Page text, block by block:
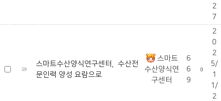
2
7
59
스마트수산양식연구센터, 수산전
문인력 양성 요람으로
스마트
수산양식연
구센터
6
6
9
0
2
0
2
5/
1
1/
2